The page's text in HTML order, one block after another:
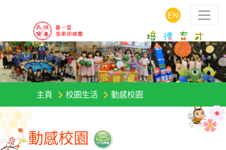
EN
主頁 校園生活 動感校園
動感校園